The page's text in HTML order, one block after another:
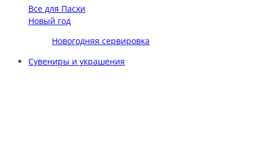
Все для Пасхи
Новый год
Новогодняя сервировка
Сувениры и украшения